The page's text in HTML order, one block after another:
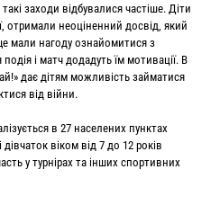
заходи відбувалися частіше. Діти
отримали неоціненний досвід, який
мали нагоду ознайомитися з
і матч додадуть їм мотивації. В
дає дітям можливість займатися
від війни.
в 27 населених пунктах
віком від 7 до 12 років
у турнірах та інших спортивних